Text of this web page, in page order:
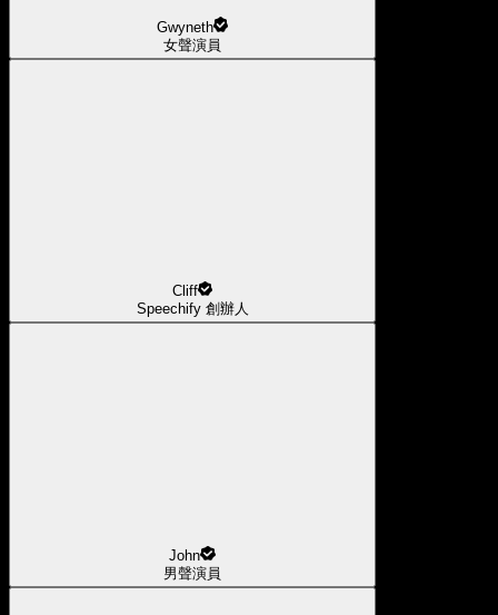
Gwyneth
女聲演員
Cliff
Speechify 創辦人
John
男聲演員